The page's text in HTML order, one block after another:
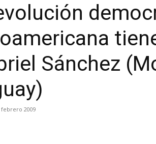
Sánchez
febrero 2009